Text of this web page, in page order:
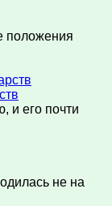
положения
и его почти
не на